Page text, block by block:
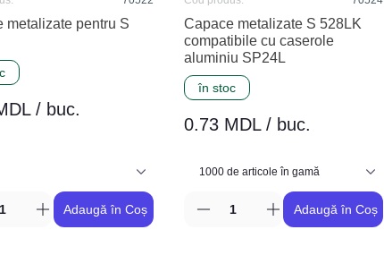
metalizate pentru S
/ buc.
Adaugă în Coș
în stoc
Capace metalizate S 528LK
compatibile cu caserole
aluminiu SP24L
0.73 MDL / buc.
Adaugă în Coș